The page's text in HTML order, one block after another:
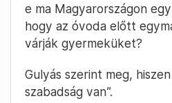
e ma Magyarországon
hogy az óvoda előtt
várják gyermeküket?
Gulyás szerint meg,
szabadság van”.